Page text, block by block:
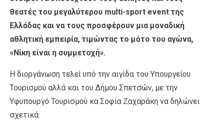
θεατές του μεγαλύτερου multi-sport event της
Ελλάδας και να τους προσφέρουν μια μοναδική
αθλητική εμπειρία, τιμώντας το μότο του αγώνα,
«Νίκη είναι η συμμετοχή».
Η διοργάνωση τελεί υπό την αιγίδα του Υπουργείου
Τουρισμού αλλά και του Δήμου Σπετσών, με την
Υφυπουργό Τουρισμού κα Σοφία Ζαχαράκη να δηλώνει
σχετικά: